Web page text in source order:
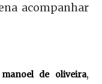
acompanhar
manoel de oliveira,